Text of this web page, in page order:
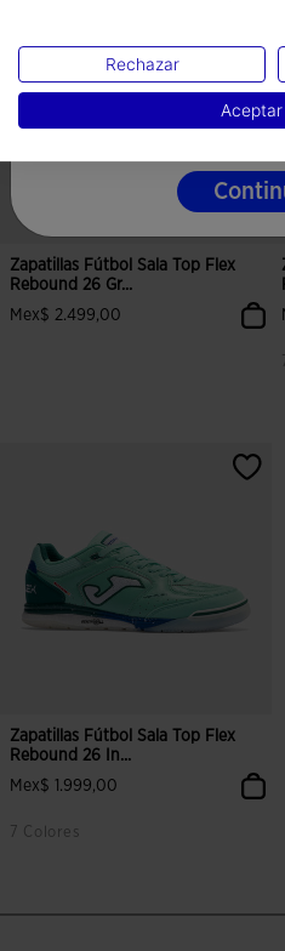
Zapatillas Fútbol Sala Top Flex
Rebound 26 Gr...
Mex$ 2.499,00
Zapatillas Fútbol Sala Top Flex
Rebound 26 In...
Mex$ 1.999,00
7 Colores
Mexico
Rechazar